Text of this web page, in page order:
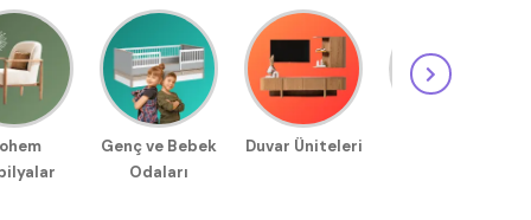
Genç ve Bebek
Odaları
Duvar Üniteleri